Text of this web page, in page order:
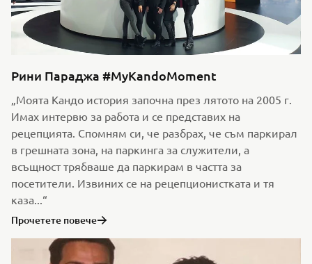
Рини Параджа #MyKandoMoment
„Моята Кандо история започна през лятото на 2005 г.
Имах интервю за работа и се представих на
рецепцията. Спомням си, че разбрах, че съм паркирал
в грешната зона, на паркинга за служители, а
всъщност трябваше да паркирам в частта за
посетители. Извиних се на рецепционистката и тя
каза...“
Прочетете повече